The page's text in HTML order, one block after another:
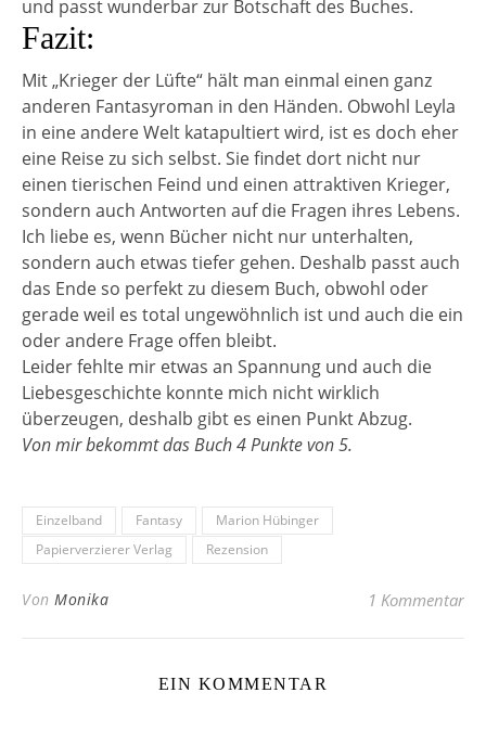
und passt wunderbar zur Botschaft des Buches.
Fazit:
Mit „Krieger der Lüfte“ hält man einmal einen ganz
anderen Fantasyroman in den Händen. Obwohl Leyla
in eine andere Welt katapultiert wird, ist es doch eher
eine Reise zu sich selbst. Sie findet dort nicht nur
einen tierischen Feind und einen attraktiven Krieger,
sondern auch Antworten auf die Fragen ihres Lebens.
Ich liebe es, wenn Bücher nicht nur unterhalten,
sondern auch etwas tiefer gehen. Deshalb passt auch
das Ende so perfekt zu diesem Buch, obwohl oder
gerade weil es total ungewöhnlich ist und auch die ein
oder andere Frage offen bleibt.
Leider fehlte mir etwas an Spannung und auch die
Liebesgeschichte konnte mich nicht wirklich
überzeugen, deshalb gibt es einen Punkt Abzug.
Von mir bekommt das Buch 4 Punkte von 5.
Einzelband Fantasy
Marion Hübinger
Papierverzierer Verlag
Rezension
Von Monika 1 Kommentar
EIN KOMMENTAR